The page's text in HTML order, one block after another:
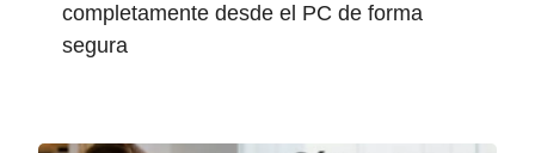
completamente desde el PC de forma
segura